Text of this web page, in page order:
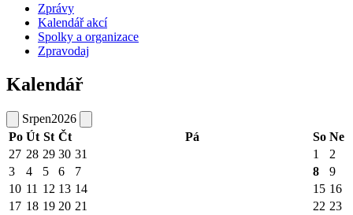
Zprávy
Kalendář akcí
Spolky a organizace
Zpravodaj
Kalendář
Srpen2026
Po Út St Čt Pá So Ne
27 28 29 30 31 1
2
3
4 5 6 7 8
9
10 11 12 13 14 15 16
17 18 19 20 21 22 23